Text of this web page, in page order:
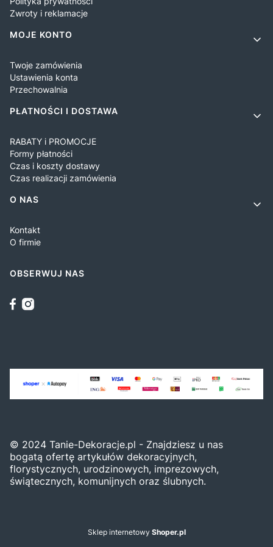
Zwroty i reklamacje
MOJE KONTO
Twoje zamówienia
Ustawienia konta
Przechowalnia
PŁATNOŚCI I DOSTAWA
RABATY i PROMOCJE
Formy płatności
Czas i koszty dostawy
Czas realizacji zamówienia
O NAS
Kontakt
O firmie
OBSERWUJ NAS
© 2024 Tanie-Dekoracje.pl - Znajdziesz u nas
bogatą ofertę artykułów dekoracyjnych,
florystycznych, urodzinowych, imprezowych,
świątecznych, komunijnych oraz ślubnych.
Sklep internetowy Shoper.pl